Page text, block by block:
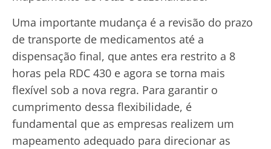
Uma importante mudança é a revisão do prazo
de transporte de medicamentos até a
dispensação final, que antes era restrito a 8
horas pela RDC 430 e agora se torna mais
flexível sob a nova regra. Para garantir o
cumprimento dessa flexibilidade, é
fundamental que as empresas realizem um
mapeamento adequado para direcionar as